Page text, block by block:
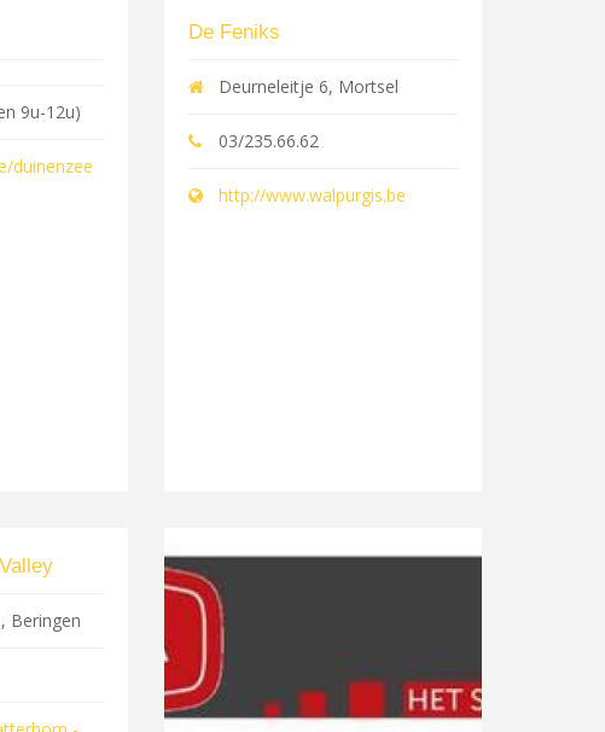
9u-12u)
duinenzee
De Feniks
Deurneleitje 6, Mortsel
03/235.66.62
http://www.walpurgis.be
Beringen